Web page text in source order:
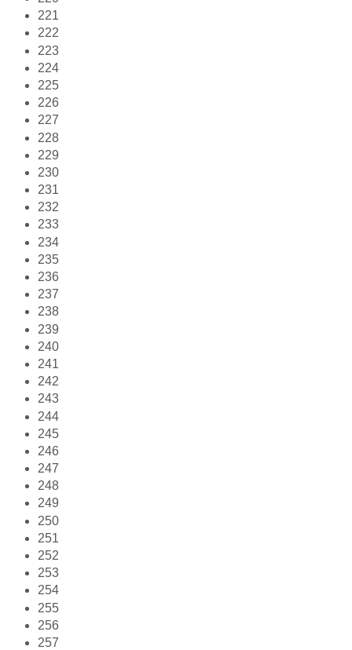
221
222
223
224
225
226
227
228
229
230
231
232
233
234
235
236
237
238
239
240
241
242
243
244
245
246
247
248
249
250
251
252
253
254
255
256
257